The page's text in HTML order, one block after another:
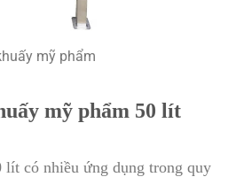
mỹ phẩm
mỹ phẩm 50 lít
có nhiều ứng dụng trong quy